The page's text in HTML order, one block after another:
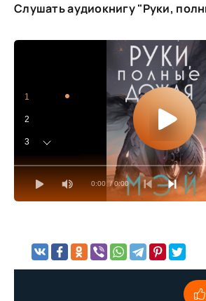
Слушать аудиокнигу "Руки,
0:00 / 0:00
1
2
3
4